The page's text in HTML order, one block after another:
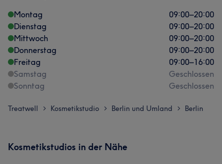
Montag
09:00–20:00
Dienstag
09:00–20:00
Mittwoch
09:00–20:00
Donnerstag
09:00–20:00
Freitag
09:00–16:00
Samstag
Geschlossen
Sonntag
Geschlossen
Treatwell > Kosmetikstudio > Berlin und Umland > Berlin
Kosmetikstudios in der Nähe